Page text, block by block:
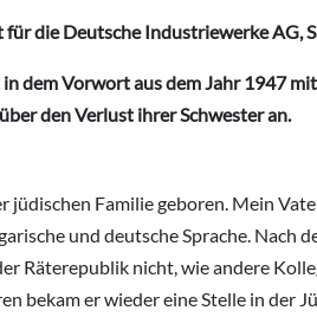
die Deutsche Industriewerke AG,
dem Vorwort aus dem Jahr 1947
den Verlust ihrer Schwester an.
jüdischen Familie geboren. Mein
und deutsche Sprache. Nach
Räterepublik nicht, wie andere
bekam er wieder eine Stelle in der